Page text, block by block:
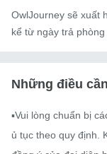
OwlJourney sẽ xuất
kể từ ngày trả
Những điều
▪️Vui lòng chuẩn bị
ủ tục theo quy định.